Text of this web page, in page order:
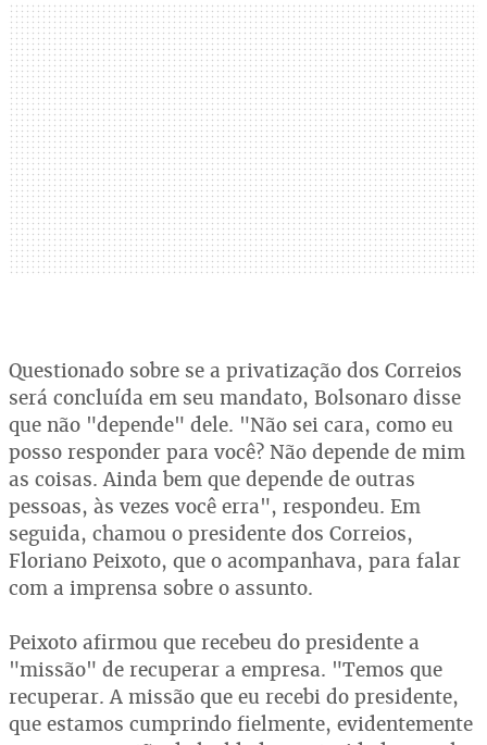
Questionado sobre se a privatização dos Correios
será concluída em seu mandato, Bolsonaro disse
que não "depende" dele. "Não sei cara, como eu
posso responder para você? Não depende de mim
as coisas. Ainda bem que depende de outras
pessoas, às vezes você erra", respondeu. Em
seguida, chamou o presidente dos Correios,
Floriano Peixoto, que o acompanhava, para falar
com a imprensa sobre o assunto.
Peixoto afirmou que recebeu do presidente a
"missão" de recuperar a empresa. "Temos que
recuperar. A missão que eu recebi do presidente,
que estamos cumprindo fielmente, evidentemente